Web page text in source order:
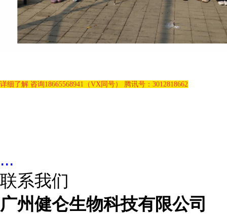
详细了解 咨询18665568941（VX同号） 腾讯号：3012818662
...
联系我们
广州健仑生物科技有限公司